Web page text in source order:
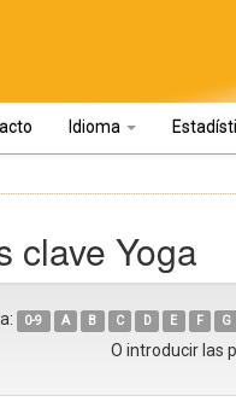
Idioma
clave Yoga
0-9 A B C D E F G
O introducir las